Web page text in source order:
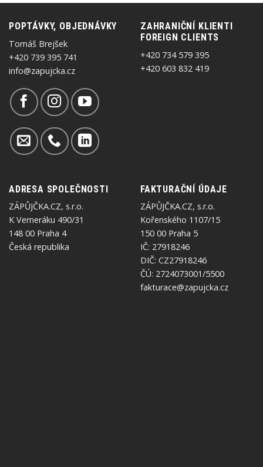
POPTÁVKY, OBJEDNÁVKY
Tomáš Brejšek
+420 739 395 741
info@zapujcka.cz
ZAHRANIČNÍ KLIENTI
FOREIGN CLIENTS
+420 734 579 395
+420 603 832 419
ADRESA SPOLEČNOSTI
ZÁPŮJČKA.CZ, s.r.o.
K Verneráku 490/31
148 00 Praha 4
Česká republika
FAKTURAČNÍ ÚDAJE
ZÁPŮJČKA.CZ, s.r.o.
Kořenského 1107/15
150 00 Praha 5
IČ: 27918246
DIČ: CZ27918246
ČÚ: 2724073001/5500
fakturace@zapujcka.cz